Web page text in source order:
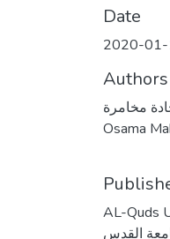
Date
2020-
Authors
مخامرة
Osama
AL-Quds
القدس